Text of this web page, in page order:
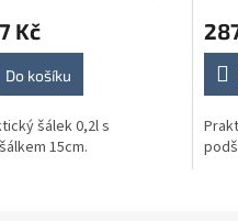
Kč
Do košíku
šálek 0,2l s
15cm.